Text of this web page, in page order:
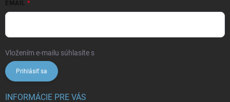
EMAIL
Vložením e-mailu súhlasíte s
Prihlásiť sa
INFORMÁCIE PRE VÁS